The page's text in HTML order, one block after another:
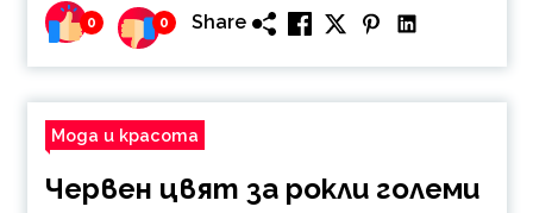
0 0 Share
Мода и красота
Червен цвят за рокли големи